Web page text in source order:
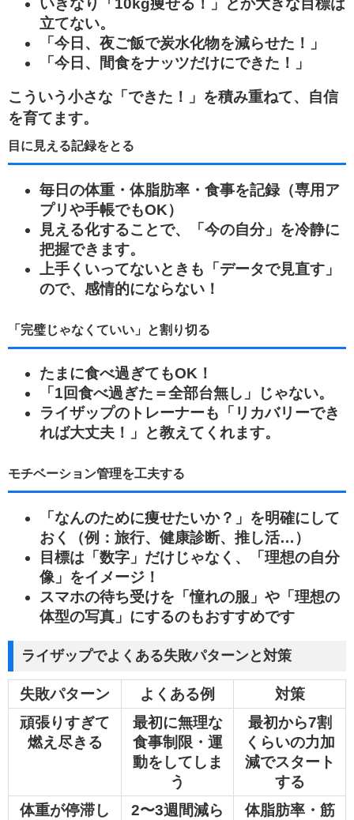
いきなり「10kg痩せる！」とか大きな目標は
立てない。
「今日、夜ご飯で炭水化物を減らせた！」
「今日、間食をナッツだけにできた！」
こういう小さな「できた！」を積み重ねて、自信
を育てます。
目に見える記録をとる
毎日の体重・体脂肪率・食事を記録（専用ア
プリや手帳でもOK）
見える化することで、「今の自分」を冷静に
把握できます。
上手くいってないときも「データで見直す」
ので、感情的にならない！
「完璧じゃなくていい」と割り切る
たまに食べ過ぎてもOK！
「1回食べ過ぎた＝全部台無し」じゃない。
ライザップのトレーナーも「リカバリーでき
れば大丈夫！」と教えてくれます。
モチベーション管理を工夫する
「なんのために痩せたいか？」を明確にして
おく（例：旅行、健康診断、推し活…）
目標は「数字」だけじゃなく、「理想の自分
像」をイメージ！
スマホの待ち受けを「憧れの服」や「理想の
体型の写真」にするのもおすすめです
ライザップでよくある失敗パターンと対策
失敗パターン よくある例
対策
頑張りすぎて
燃え尽きる
最初に無理な
食事制限・運
動をしてしま
う
最初から7割
くらいの力加
減でスタート
する
体重が停滞し
2〜3週間減ら
体脂肪率・筋